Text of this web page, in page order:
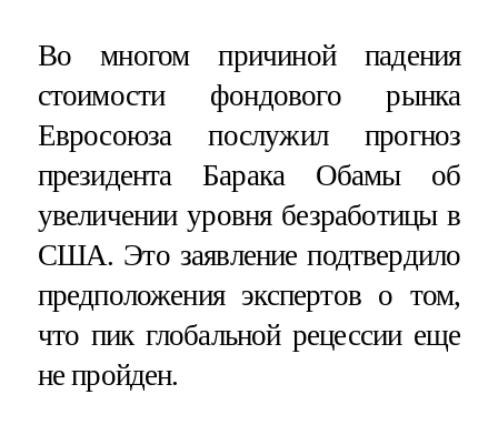
Во многом причиной падения
стоимости фондового рынка
Евросоюза послужил прогноз
президента Барака Обамы об
увеличении уровня безработицы в
США. Это заявление подтвердило
предположения экспертов о том,
что пик глобальной рецессии еще
не пройден.